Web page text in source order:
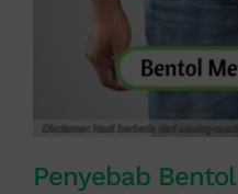
Penyebab